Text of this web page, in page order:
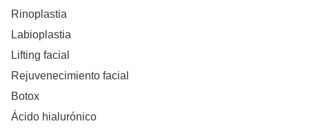
Rinoplastia
Labioplastia
Lifting facial
Rejuvenecimiento facial
Botox
Ácido hialurónico